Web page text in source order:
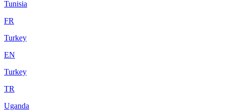
Tunisia
FR
Turkey
EN
Turkey
TR
Uganda